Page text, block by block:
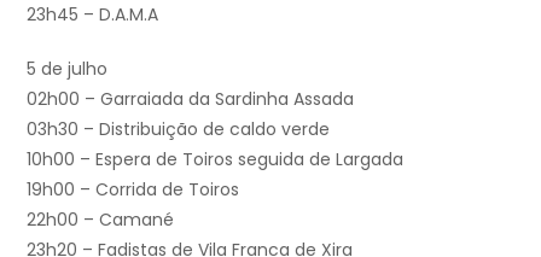
23h45 – D.A.M.A
5 de julho
02h00 – Garraiada da Sardinha Assada
03h30 – Distribuição de caldo verde
10h00 – Espera de Toiros seguida de Largada
19h00 – Corrida de Toiros
22h00 – Camané
23h20 – Fadistas de Vila Franca de Xira